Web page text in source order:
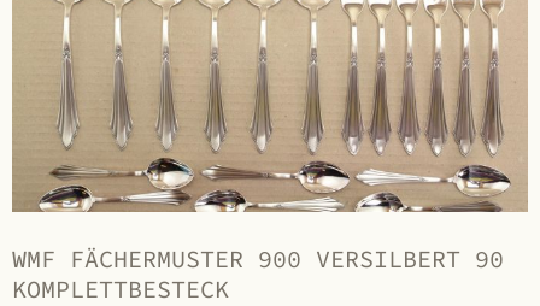
WMF FÄCHERMUSTER 900 VERSILBERT 90
KOMPLETTBESTECK